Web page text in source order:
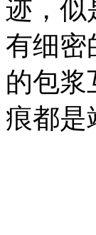
迹，似
有细密
的包浆
痕都是